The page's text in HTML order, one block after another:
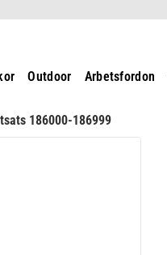
Outdoor Arbetsfordon
186000-186999